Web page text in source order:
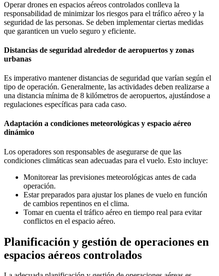
Operar drones en espacios aéreos controlados conlleva la
responsabilidad de minimizar los riesgos para el tráfico aéreo y la
seguridad de las personas. Se deben implementar ciertas medidas
que garanticen un vuelo seguro y eficiente.
Distancias de seguridad alrededor de aeropuertos y zonas
urbanas
Es imperativo mantener distancias de seguridad que varían según el
tipo de operación. Generalmente, las actividades deben realizarse a
una distancia mínima de 8 kilómetros de aeropuertos, ajustándose a
regulaciones específicas para cada caso.
Adaptación a condiciones meteorológicas y espacio aéreo
dinámico
Los operadores son responsables de asegurarse de que las
condiciones climáticas sean adecuadas para el vuelo. Esto incluye:
Monitorear las previsiones meteorológicas antes de cada
operación.
Estar preparados para ajustar los planes de vuelo en función
de cambios repentinos en el clima.
Tomar en cuenta el tráfico aéreo en tiempo real para evitar
conflictos en el espacio aéreo.
Planificación y gestión de operaciones en
espacios aéreos controlados